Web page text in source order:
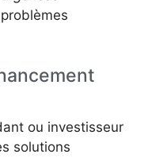
ou investisseur
solutions